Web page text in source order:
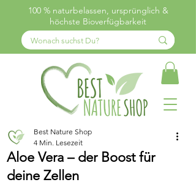
100 % naturbelassen, ursprünglich &
höchste Bioverfügbarkeit
Aloe Vera – der Boost für
deine Zellen
Best Nature Shop
4 Min. Lesezeit